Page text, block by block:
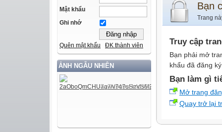
Mật khẩu
Ghi nhớ
Quên mật khẩu ĐK thành viên
ẢNH NGẪU NHIÊN
Bạn
Trang
Truy cập
Bạn phải mở
khẩu đã đăng
Bạn làm gì
Mở trang
Quay trở lại